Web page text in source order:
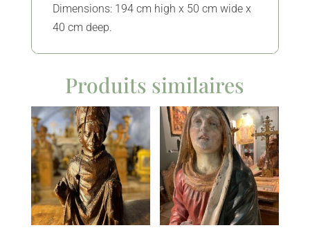
Dimensions: 194 cm high x 50 cm wide x
40 cm deep.
Produits similaires